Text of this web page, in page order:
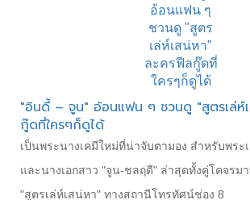
"อินดี้ – จูน" อ้อนแฟน ๆ ชวนดู "สูตรเล่ห์
กู๊ดที่ใครๆก็ดูได้
เป็นพระนางเคมีใหม่ที่น่าจับตามอง สำหรับพระ
และนางเอกสาว "จูน-ชลฤดี" ล่าสุดทั้งคู่โคจรม
"สูตรเล่ห์เสน่หา" ทางสถานีโทรทัศน์ช่อง 8